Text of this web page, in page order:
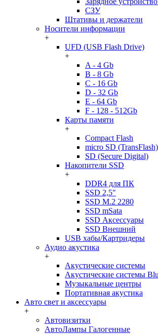
СЗУ
Штативы и держатели
Носители информации
+
UFD (USB Flash Drive)
+
A - 4 Gb
B - 8 Gb
C - 16 Gb
D - 32 Gb
E - 64 Gb
F - 128 - 512Gb
Карты памяти
+
Compact Flash
micro SD (TransFlash)
SD (Secure Digital)
Накопители SSD
+
DDR4 для ПК
SSD 2,5"
SSD M.2 2280
SSD mSata
SSD Аксессуары
SSD Внешний
USB хабы/Картридеры
Аудио акустика
+
Акустические системы
Акустические системы
Музыкальные центры
Портативная акустика
Авто свет и аксессуары
+
Автовизитки
АвтоЛампы Галогенные